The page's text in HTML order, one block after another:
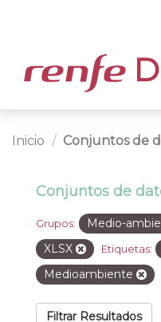
Inicio Conjuntos de
Conjuntos de
Grupos: Medio-
XLSX
Etiquetas:
Medioambiente
Filtrar Resultados